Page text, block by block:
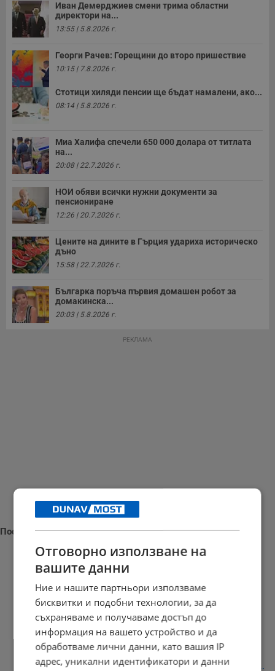
Иван Демерджиев смени трима областни
директори на...
13:55 | 5.8.2026 г.
Георги Рачев: Горещини до второ пришествие
10:15 | 7.8.2026 г.
Стотици хиляди пенсии ще бъдат намалени, ако...
08:14 | 5.8.2026 г.
Миа Халифа спечели 650 000 долара от титлата
на...
20:08 | 22.7.2026 г.
НОИ обяви всички нужни документи за
пенсиониране
12:26 | 20.7.2026 г.
Цените на дините в Гърция удариха историческо
дъно
15:58 | 22.7.2026 г.
Българка поръча първия домашен робот за
домакинска...
20:03 | 5.8.2026 г.
РЕКЛАМА
Последни новини
Тайфунът "Делфин" достигна източното крайбрежие на Китай
15:52 | 9.8.2026 г.
30% поскъпване на почивката по морето сви туристите с една...
Отговорно използване на
вашите данни
Ние и нашите партньори използваме
бисквитки и подобни технологии, за да
съхраняваме и получаваме достъп до
информация на вашето устройство и да
обработваме лични данни, като вашия IP
адрес, уникални идентификатори и данни